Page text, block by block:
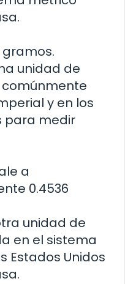
gramos.
unidad de
y en los
para medir
a
0.4536
unidad de
en el sistema
Estados Unidos